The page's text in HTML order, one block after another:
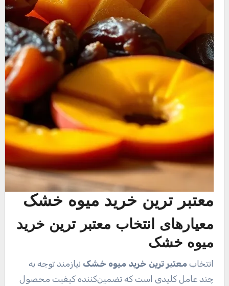
معتبر ترین خرید میوه خشک
معیارهای انتخاب معتبر ترین خرید
میوه خشک
انتخاب معتبر ترین خرید میوه خشک نیازمند توجه به
چند عامل کلیدی است که تضمین‌کننده کیفیت محصول